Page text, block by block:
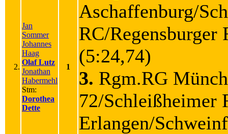
2.
Jan
Sommer
Johannes
Haag
Olaf Lutz
Jonathan
Habermehl
Stm:
Dorothea
Dette
1
Aschaffenburg/
RC/
(5:24,74)
3. Rgm.RG
72/Schleißheimer
Erlangen/